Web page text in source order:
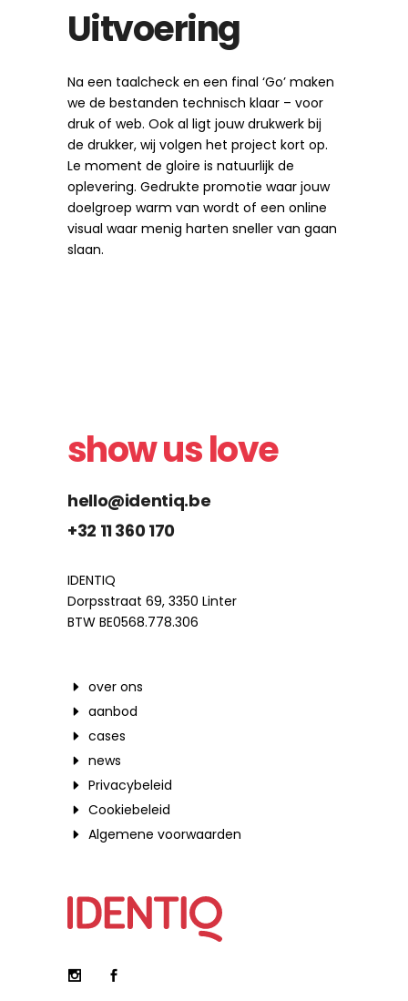
Uitvoering
Na een taalcheck en een final ‘Go’ maken
we de bestanden technisch klaar – voor
druk of web. Ook al ligt jouw drukwerk bij
de drukker, wij volgen het project kort op.
Le moment de gloire is natuurlijk de
oplevering. Gedrukte promotie waar jouw
doelgroep warm van wordt of een online
visual waar menig harten sneller van gaan
slaan.
show us love
hello@identiq.be
+32 11 360 170
IDENTIQ
Dorpsstraat 69, 3350 Linter
BTW BE0568.778.306
over ons
aanbod
cases
news
Privacybeleid
Cookiebeleid
Algemene voorwaarden